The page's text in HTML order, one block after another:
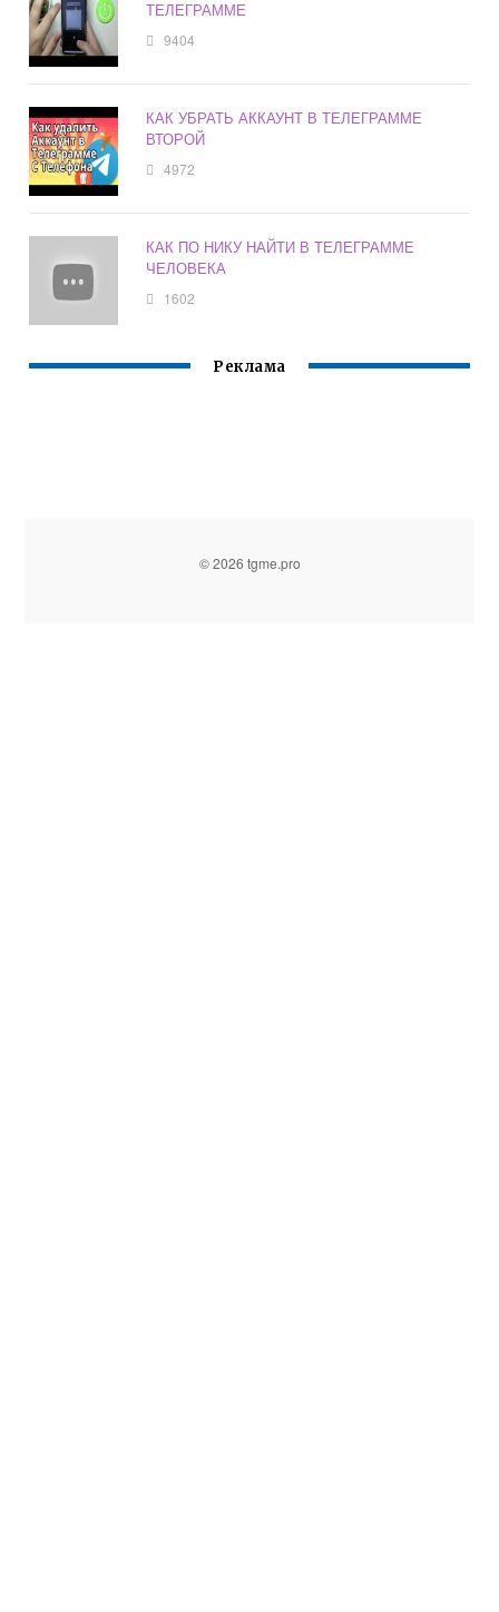
ТЕЛЕГРАММЕ
9404
КАК УБРАТЬ АККАУНТ В ТЕЛЕГРАММЕ
ВТОРОЙ
4972
КАК ПО НИКУ НАЙТИ В ТЕЛЕГРАММЕ
ЧЕЛОВЕКА
1602
Реклама
© 2026 tgme.pro